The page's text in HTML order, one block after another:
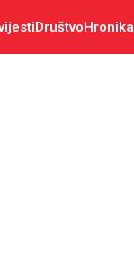
DruštvoHronika